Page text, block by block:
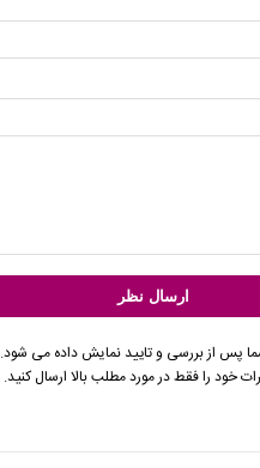
پس از بررسی و تایید نمایش داده می شود.
خود را فقط در مورد مطلب بالا ارسال کنید.